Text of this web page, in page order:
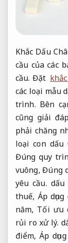
Khắc Dấu
cầu của các
cầu. Đặt
các loại mẫu
trình. Bên
cũng giải
phải chăng
loại con
Đúng quy
vuông,Đúng
yêu cầu.
thuế, Áp
năm, Tối ưu
rủi ro xử lý.
điểm,Áp